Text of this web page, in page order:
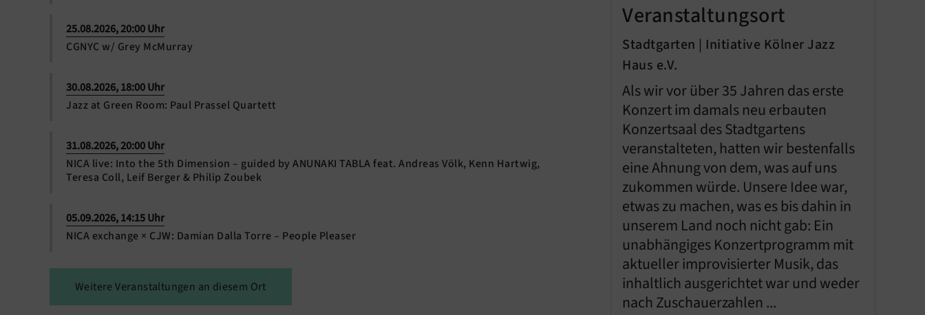
25.08.2026, 20:00 Uhr
CGNYC w/ Grey McMurray
30.08.2026, 18:00 Uhr
Jazz at Green Room: Paul Prassel Quartett
31.08.2026, 20:00 Uhr
NICA live: Into the 5th Dimension – guided by ANUNAKI TABLA feat. Andreas Völk, Kenn Hartwig,
Teresa Coll, Leif Berger & Philip Zoubek
05.09.2026, 14:15 Uhr
NICA exchange × CJW: Damian Dalla Torre – People Pleaser
Weitere Veranstaltungen an diesem Ort
Veranstaltungsort
Stadtgarten | Initiative Kölner Jazz
Haus e.V.
Als wir vor über 35 Jahren das erste
Konzert im damals neu erbauten
Konzertsaal des Stadtgartens
veranstalteten, hatten wir bestenfalls
eine Ahnung von dem, was auf uns
zukommen würde. Unsere Idee war,
etwas zu machen, was es bis dahin in
unserem Land noch nicht gab: Ein
unabhängiges Konzertprogramm mit
aktueller improvisierter Musik, das
inhaltlich ausgerichtet war und weder
nach Zuschauerzahlen ...